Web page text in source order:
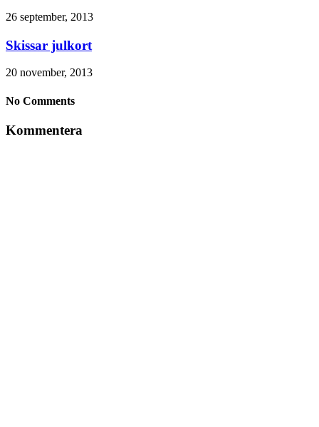
26 september, 2013
Skissar julkort
20 november, 2013
No Comments
Kommentera